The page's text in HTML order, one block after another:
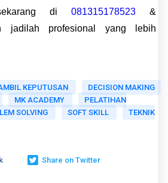
di 081315178523 &
jadilah profesional yang lebih
KEPUTUSAN
DECISION MAKING
MK ACADEMY
PELATIHAN
SOLVING SOFT SKILL
TEKNIK
Share on Twitter